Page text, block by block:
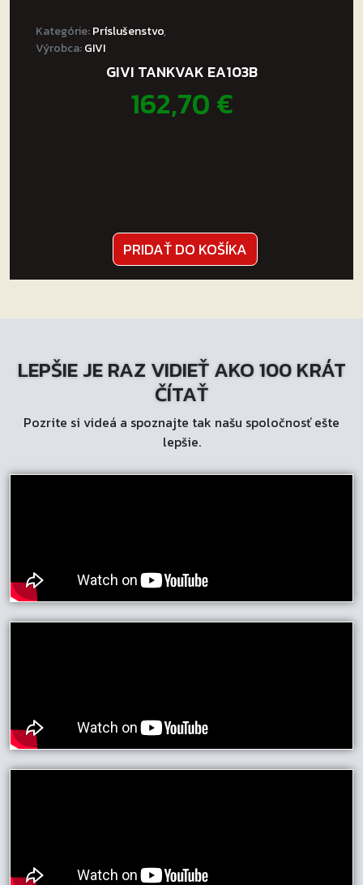
Kategórie:Príslušenstvo,
Výrobca:GIVI
GIVI TANKVAK EA103B
162,70€
PRIDAŤ DO KOŠÍKA
LEPŠIE JE RAZ VIDIEŤ AKO 100 KRÁT
ČÍTAŤ
Pozrite si videá a spoznajte tak našu spoločnosť ešte
lepšie.